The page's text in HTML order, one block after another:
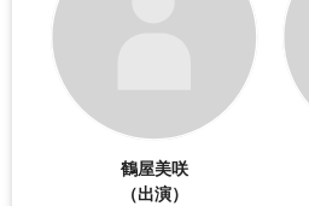
鶴屋美咲
（出演）